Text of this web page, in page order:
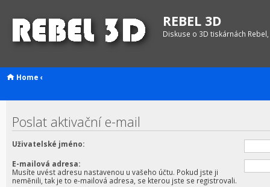
REBEL 3D
Diskuse o 3D tiskárnách
Home ‹
Poslat aktivační e-mail
Uživatelské jméno:
E-mailová adresa:
Musíte uvést adresu nastavenou u vašeho účtu. Pokud jste ji
neměnili, tak je to e-mailová adresa, se kterou jste se registrovali.